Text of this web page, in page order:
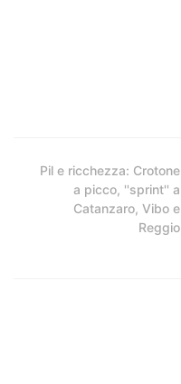
Pil e ricchezza: Crotone
a picco, ''sprint'' a
Catanzaro, Vibo e
Reggio